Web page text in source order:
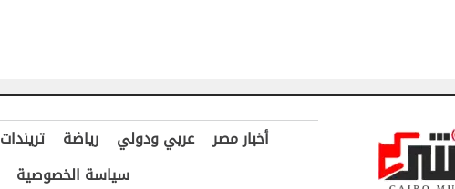
أخبار مصر عربي ودولي رياضة تريندات
سياسة الخصوصية